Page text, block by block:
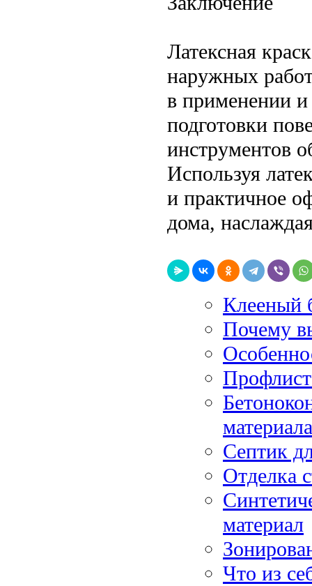
Латексная
наружных
в применении и
подготовки
инструментов
Используя
и практичное
дома,
Клееный
Почему
материала
Септик
Отделка
материал
Что из